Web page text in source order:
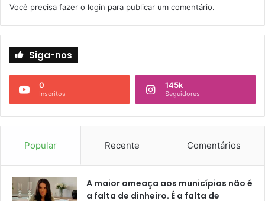
Você precisa fazer o login para publicar um comentário.
Siga-nos
0
Inscritos
145k
Seguidores
Popular Recente Comentários
A maior ameaça aos municípios não é
a falta de dinheiro. É a falta de